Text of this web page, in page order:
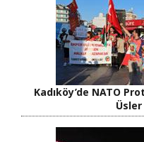
Kadıköy’de NATO
Üsler